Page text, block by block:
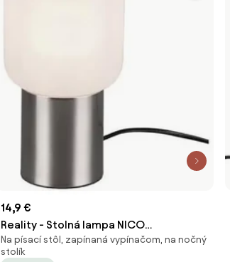
14,9 €
Reality - Stolná lampa NICO
1xE27/40W/230V
Na písací stôl, zapínaná vypínačom, na nočný
stolík